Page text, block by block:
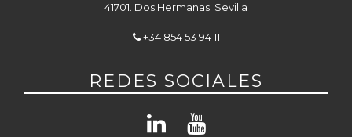
41701. Dos Hermanas. Sevilla
+34 854 53 94 11
REDES SOCIALES